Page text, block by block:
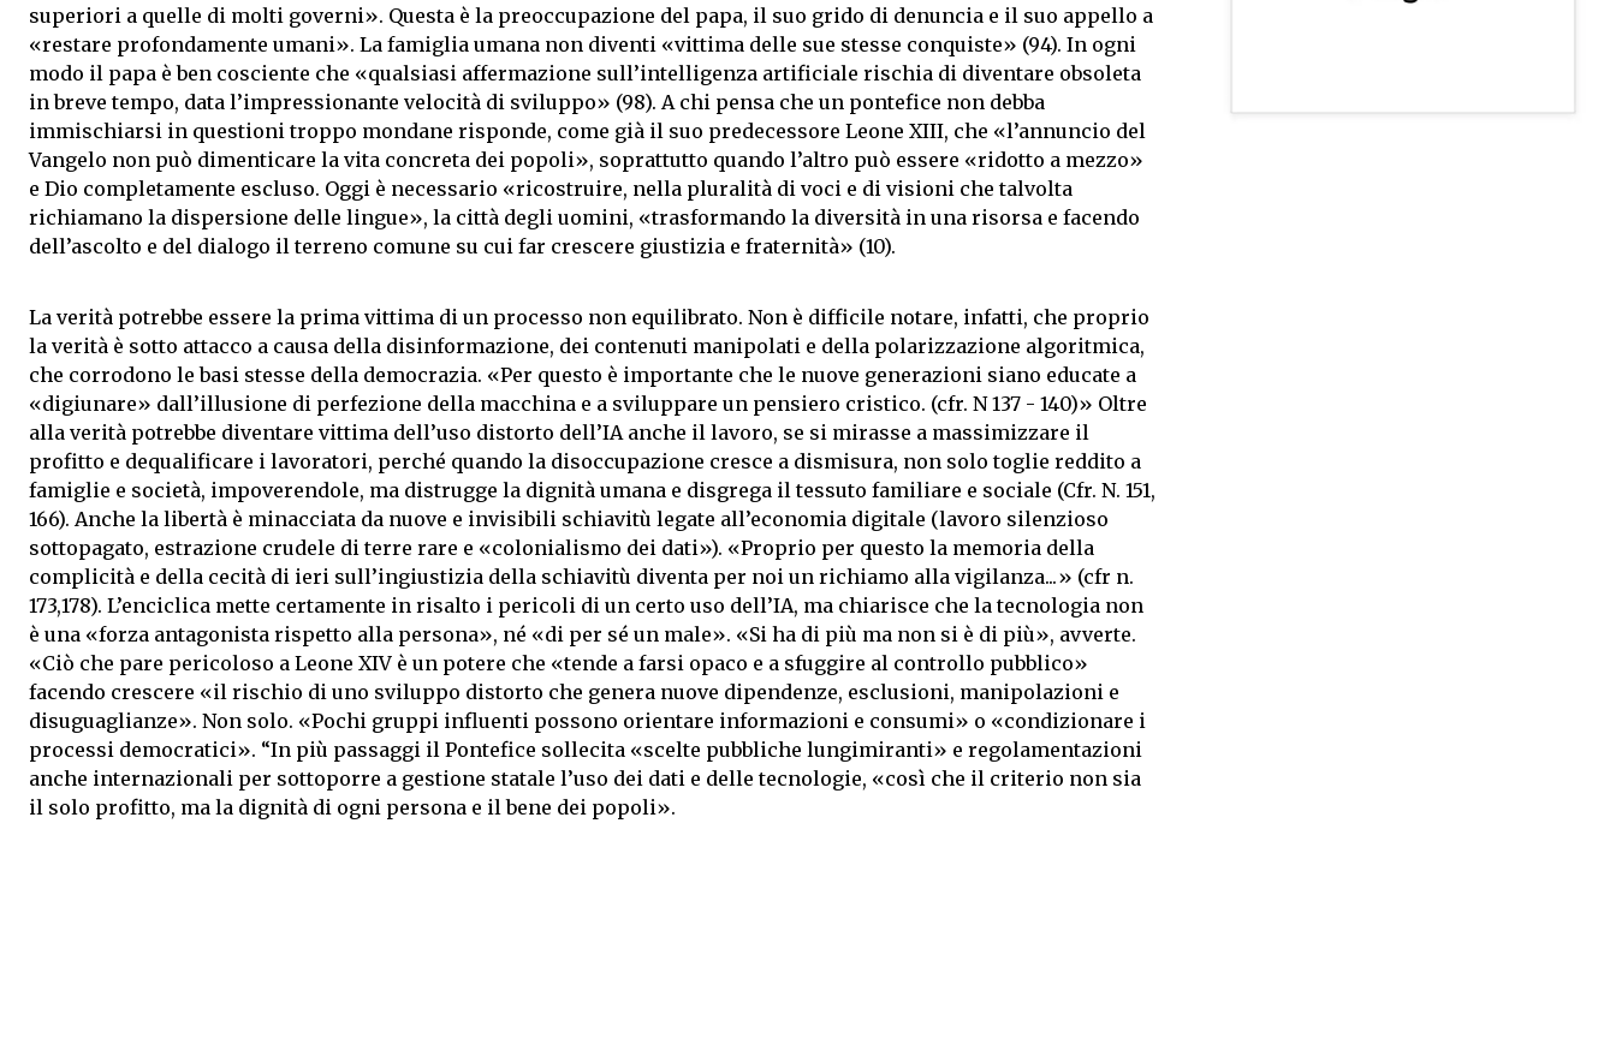
superiori a quelle di molti governi». Questa è la preoccupazione del papa, il suo grido di denuncia e il suo appello a
«restare profondamente umani». La famiglia umana non diventi «vittima delle sue stesse conquiste» (94). In ogni
modo il papa è ben cosciente che «qualsiasi affermazione sull’intelligenza artificiale rischia di diventare obsoleta
in breve tempo, data l’impressionante velocità di sviluppo» (98). A chi pensa che un pontefice non debba
immischiarsi in questioni troppo mondane risponde, come già il suo predecessore Leone XIII, che «l’annuncio del
Vangelo non può dimenticare la vita concreta dei popoli», soprattutto quando l’altro può essere «ridotto a mezzo»
e Dio completamente escluso. Oggi è necessario «ricostruire, nella pluralità di voci e di visioni che talvolta
richiamano la dispersione delle lingue», la città degli uomini, «trasformando la diversità in una risorsa e facendo
dell’ascolto e del dialogo il terreno comune su cui far crescere giustizia e fraternità» (10).
La verità potrebbe essere la prima vittima di un processo non equilibrato. Non è difficile notare, infatti, che proprio
la verità è sotto attacco a causa della disinformazione, dei contenuti manipolati e della polarizzazione algoritmica,
che corrodono le basi stesse della democrazia. «Per questo è importante che le nuove generazioni siano educate a
«digiunare» dall’illusione di perfezione della macchina e a sviluppare un pensiero cristico. (cfr. N 137 - 140)» Oltre
alla verità potrebbe diventare vittima dell’uso distorto dell’IA anche il lavoro, se si mirasse a massimizzare il
profitto e dequalificare i lavoratori, perché quando la disoccupazione cresce a dismisura, non solo toglie reddito a
famiglie e società, impoverendole, ma distrugge la dignità umana e disgrega il tessuto familiare e sociale (Cfr. N. 151,
166). Anche la libertà è minacciata da nuove e invisibili schiavitù legate all’economia digitale (lavoro silenzioso
sottopagato, estrazione crudele di terre rare e «colonialismo dei dati»). «Proprio per questo la memoria della
complicità e della cecità di ieri sull’ingiustizia della schiavitù diventa per noi un richiamo alla vigilanza...» (cfr n.
173,178). L’enciclica mette certamente in risalto i pericoli di un certo uso dell’IA, ma chiarisce che la tecnologia non
è una «forza antagonista rispetto alla persona», né «di per sé un male». «Si ha di più ma non si è di più», avverte.
«Ciò che pare pericoloso a Leone XIV è un potere che «tende a farsi opaco e a sfuggire al controllo pubblico»
facendo crescere «il rischio di uno sviluppo distorto che genera nuove dipendenze, esclusioni, manipolazioni e
disuguaglianze». Non solo. «Pochi gruppi influenti possono orientare informazioni e consumi» o «condizionare i
processi democratici». “In più passaggi il Pontefice sollecita «scelte pubbliche lungimiranti» e regolamentazioni
anche internazionali per sottoporre a gestione statale l’uso dei dati e delle tecnologie, «così che il criterio non sia
il solo profitto, ma la dignità di ogni persona e il bene dei popoli».